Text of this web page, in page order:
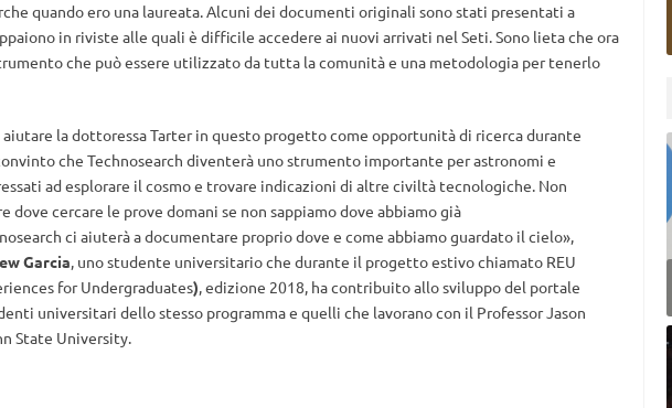
quando ero una laureata. Alcuni dei documenti originali sono stati presentati a
in riviste alle quali è difficile accedere ai nuovi arrivati ​​nel Seti. Sono lieta che ora
che può essere utilizzato da tutta la comunità e una metodologia per tenerlo
la dottoressa Tarter in questo progetto come opportunità di ricerca durante
che Technosearch diventerà uno strumento importante per astronomi e
ad esplorare il cosmo e trovare indicazioni di altre civiltà tecnologiche. Non
dove cercare le prove domani se non sappiamo dove abbiamo già
ci aiuterà a documentare proprio dove e come abbiamo guardato il cielo»,
Garcia, uno studente universitario che durante il progetto estivo chiamato REU
for Undergraduates), edizione 2018, ha contribuito allo sviluppo del portale
universitari dello stesso programma e quelli che lavorano con il Professor Jason
State University.